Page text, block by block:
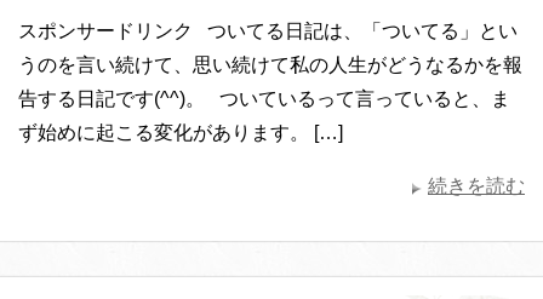
スポンサードリンク ついてる日記は、「ついてる」とい
うのを言い続けて、思い続けて私の人生がどうなるかを報
告する日記です(^^)。 ついているって言っていると、ま
ず始めに起こる変化があります。 […]
続きを読む